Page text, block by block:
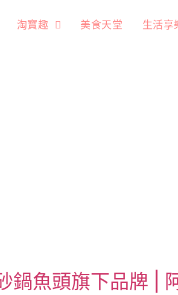
淘寶趣 美食天堂 生活享
鍋魚頭旗下品牌 |